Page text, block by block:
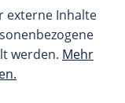
externe Inhalte
werden. Mehr